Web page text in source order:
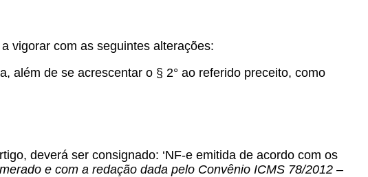
vigorar com as seguintes alterações:
além de se acrescentar o § 2° ao referido preceito, como
deverá ser consignado: ‘NF-e emitida de acordo com os
e com a redação dada pelo Convênio ICMS 78/2012 –